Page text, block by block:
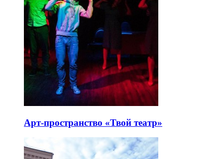
Арт-пространство «Твой театр»